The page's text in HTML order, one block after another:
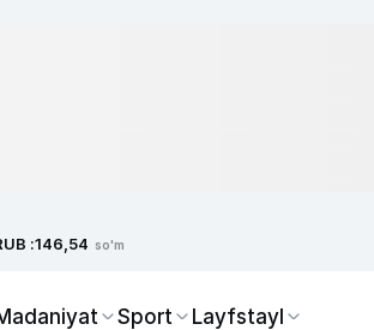
:146,54 so'm
Sport Layfstayl